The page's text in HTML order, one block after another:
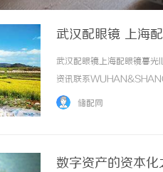
武汉配眼镜 上海
武汉配眼镜上海配眼镜暮光
资讯联系
品牌，现于武汉与上海设
储配网
数字资产的资本